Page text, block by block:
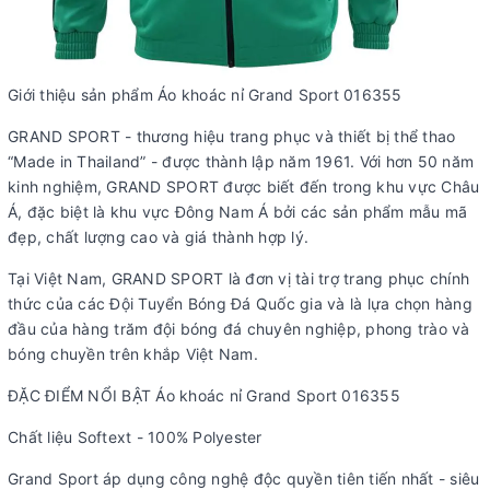
Giới thiệu sản phẩm Áo khoác nỉ Grand Sport 016355
GRAND SPORT - thương hiệu trang phục và thiết bị thể thao
“Made in Thailand” - được thành lập năm 1961. Với hơn 50 năm
kinh nghiệm, GRAND SPORT được biết đến trong khu vực Châu
Á, đặc biệt là khu vực Đông Nam Á bởi các sản phẩm mẫu mã
đẹp, chất lượng cao và giá thành hợp lý.
Tại Việt Nam, GRAND SPORT là đơn vị tài trợ trang phục chính
thức của các Đội Tuyển Bóng Đá Quốc gia và là lựa chọn hàng
đầu của hàng trăm đội bóng đá chuyên nghiệp, phong trào và
bóng chuyền trên khắp Việt Nam.
ĐẶC ĐIỂM NỔI BẬT Áo khoác nỉ Grand Sport 016355
Chất liệu Softext - 100% Polyester
Grand Sport áp dụng công nghệ độc quyền tiên tiến nhất - siêu